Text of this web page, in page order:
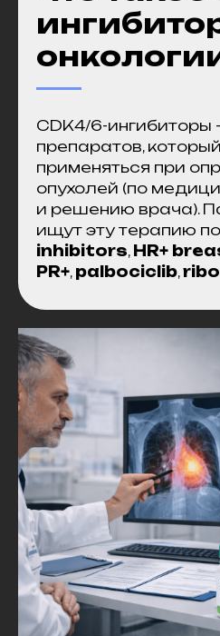
CDK4/6-ингибиторы
препаратов,
применяться при
опухолей (по
и решению врача).
ищут эту терапию
inhibitors, HR+
PR+, palbociclib,